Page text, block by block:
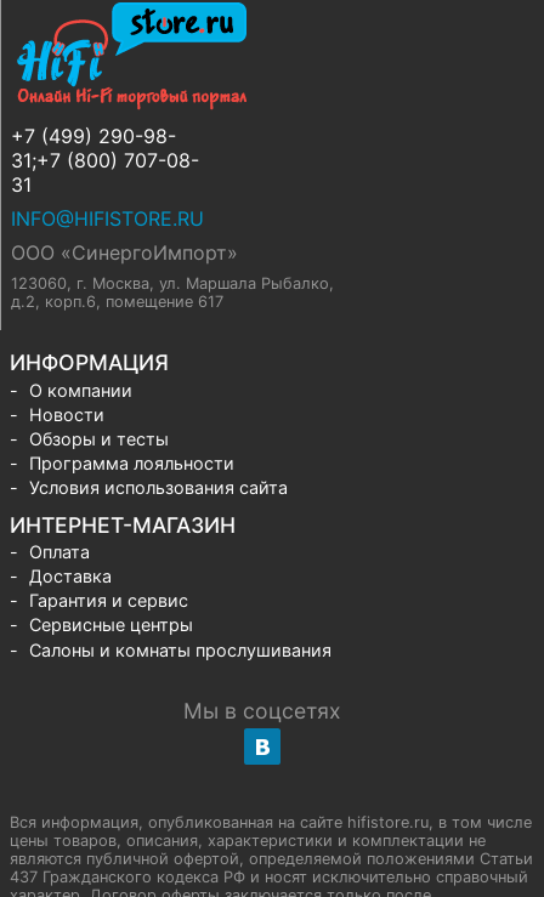
+7 (499) 290-98-
31;+7 (800) 707-08-
31
INFO@HIFISTORE.RU
ООО «СинергоИмпорт»
123060, г. Москва, ул. Маршала Рыбалко,
д.2, корп.6, помещение 617
ИНФОРМАЦИЯ
О компании
Новости
Обзоры и тесты
Программа лояльности
Условия использования сайта
ИНТЕРНЕТ-МАГАЗИН
Оплата
Доставка
Гарантия и сервис
Сервисные центры
Салоны и комнаты прослушивания
Мы в соцсетях
Вся информация, опубликованная на сайте hifistore.ru, в том числе
цены товаров, описания, характеристики и комплектации не
являются публичной офертой, определяемой положениями Статьи
437 Гражданского кодекса РФ и носят исключительно справочный